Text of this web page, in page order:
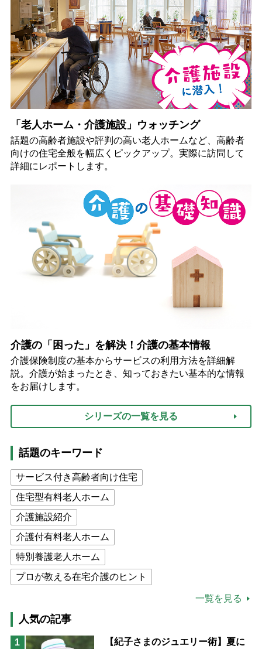
「老人ホーム・介護施設」ウォッチング
話題の高齢者施設や評判の高い老人ホームなど、高齢者
向けの住宅全般を幅広くピックアップ。実際に訪問して
詳細にレポートします。
介護の「困った」を解決！介護の基本情報
介護保険制度の基本からサービスの利用方法を詳細解
説。介護が始まったとき、知っておきたい基本的な情報
をお届けします。
シリーズの一覧を見る
話題のキーワード
サービス付き高齢者向け住宅
住宅型有料老人ホーム
介護施設紹介
介護付有料老人ホーム
特別養護老人ホーム
プロが教える在宅介護のヒント
高木ブー
ケアマネジャー
猫が母になつきません
一覧を見る
人気の記事
1
【紀子さまのジュエリー術】夏に